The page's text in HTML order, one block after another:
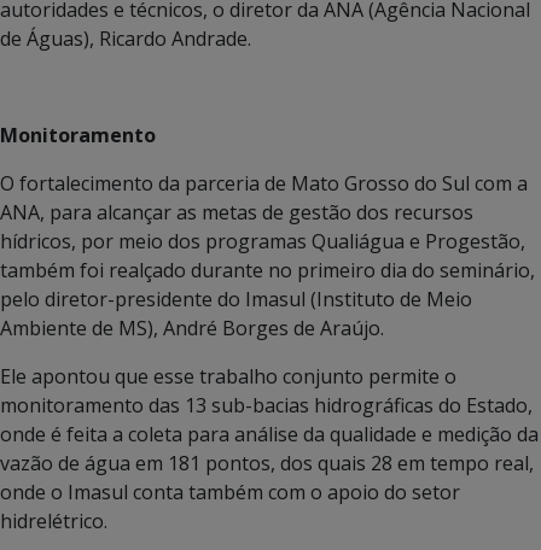
autoridades e técnicos, o diretor da ANA (Agência Nacional
de Águas), Ricardo Andrade.
Monitoramento
O fortalecimento da parceria de Mato Grosso do Sul com a
ANA, para alcançar as metas de gestão dos recursos
hídricos, por meio dos programas Qualiágua e Progestão,
também foi realçado durante no primeiro dia do seminário,
pelo diretor-presidente do Imasul (Instituto de Meio
Ambiente de MS), André Borges de Araújo.
Ele apontou que esse trabalho conjunto permite o
monitoramento das 13 sub-bacias hidrográficas do Estado,
onde é feita a coleta para análise da qualidade e medição da
vazão de água em 181 pontos, dos quais 28 em tempo real,
onde o Imasul conta também com o apoio do setor
hidrelétrico.